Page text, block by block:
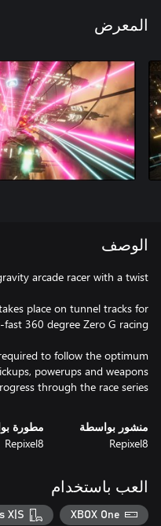
المعرض
الوصف
place on tunnel tracks for
to follow the optimum
powerups and weapons
through the race series.
منشور بواسطة
Repixel8
مطورة
Repixel8
العب باستخدام
XBOX One
X|S